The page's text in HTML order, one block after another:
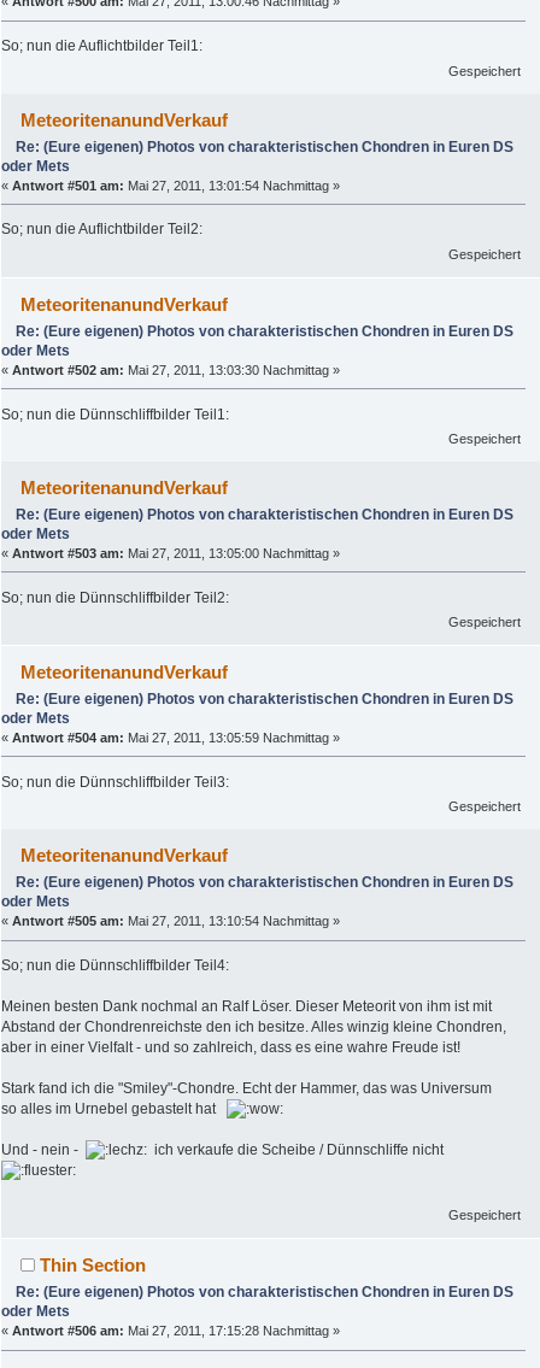
So; nun die Auflichtbilder Teil1:
Gespeichert
MeteoritenanundVerkauf
Re: (Eure eigenen) Photos von charakteristischen Chondren in Euren DS
oder Mets
« Antwort #501 am: Mai 27, 2011, 13:01:54 Nachmittag »
So; nun die Auflichtbilder Teil2:
Gespeichert
MeteoritenanundVerkauf
Re: (Eure eigenen) Photos von charakteristischen Chondren in Euren DS
oder Mets
« Antwort #502 am: Mai 27, 2011, 13:03:30 Nachmittag »
So; nun die Dünnschliffbilder Teil1:
Gespeichert
MeteoritenanundVerkauf
Re: (Eure eigenen) Photos von charakteristischen Chondren in Euren DS
oder Mets
« Antwort #503 am: Mai 27, 2011, 13:05:00 Nachmittag »
So; nun die Dünnschliffbilder Teil2:
Gespeichert
MeteoritenanundVerkauf
Re: (Eure eigenen) Photos von charakteristischen Chondren in Euren DS
oder Mets
« Antwort #504 am: Mai 27, 2011, 13:05:59 Nachmittag »
So; nun die Dünnschliffbilder Teil3:
Gespeichert
MeteoritenanundVerkauf
Re: (Eure eigenen) Photos von charakteristischen Chondren in Euren DS
oder Mets
« Antwort #505 am: Mai 27, 2011, 13:10:54 Nachmittag »
So; nun die Dünnschliffbilder Teil4:
Meinen besten Dank nochmal an Ralf Löser. Dieser Meteorit von ihm ist mit
Abstand der Chondrenreichste den ich besitze. Alles winzig kleine Chondren,
aber in einer Vielfalt - und so zahlreich, dass es eine wahre Freude ist!
Stark fand ich die "Smiley"-Chondre. Echt der Hammer, das was Universum
so alles im Urnebel gebastelt hat
Und - nein - ich verkaufe die Scheibe / Dünnschliffe nicht
Gespeichert
Thin Section
Re: (Eure eigenen) Photos von charakteristischen Chondren in Euren DS
oder Mets
« Antwort #506 am: Mai 27, 2011, 17:15:28 Nachmittag »